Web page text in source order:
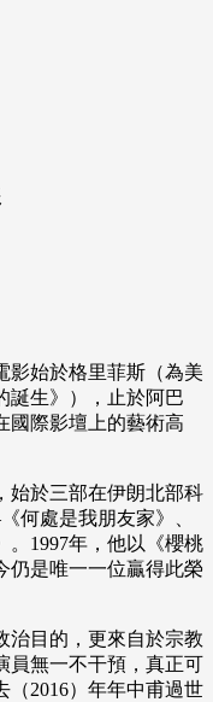
影始於格里菲斯（為美
誕生》），止於阿巴
國際影壇上的藝術高
始於三部在伊朗北部科
何處是我朋友家》、
。1997年，他以《櫻桃
仍是唯一一位贏得此榮
治目的，更來自於宗教
員無一不干預，真正可
（2016）年年中甫過世